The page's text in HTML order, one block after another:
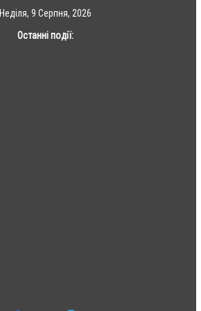
Неділя, 9 Серпня, 2026
Останні події: